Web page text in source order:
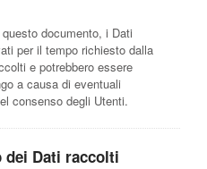
documento, i Dati
per il tempo richiesto dalla
e potrebbero essere
a causa di eventuali
consenso degli Utenti.
dei Dati raccolti